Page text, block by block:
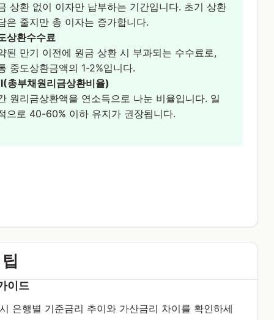
상환 없이 이자만 납부하는 기간입니다. 초기 상환
은 줄지만 총 이자는 증가합니다.
상환수수료
된 만기 이전에 원금 상환 시 부과되는 수수료로,
중도상환금액의 1-2%입니다.
총부채원리금상환비율)
원리금상환액을 연소득으로 나눈 비율입니다. 일
으로 40-60% 이하 유지가 권장됩니다.
이드
은행별 기준금리 추이와 가산금리 차이를 확인하세